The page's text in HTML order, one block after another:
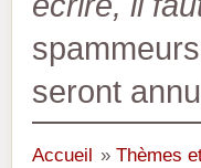
seront
Accueil » Thèmes